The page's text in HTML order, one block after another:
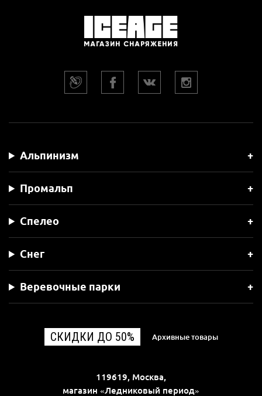
Альпинизм
Промальп
Спелео
Снег
Веревочные парки
СКИДКИ ДО 50% Архивные товары
119619, Москва,
магазин «Ледниковый период»